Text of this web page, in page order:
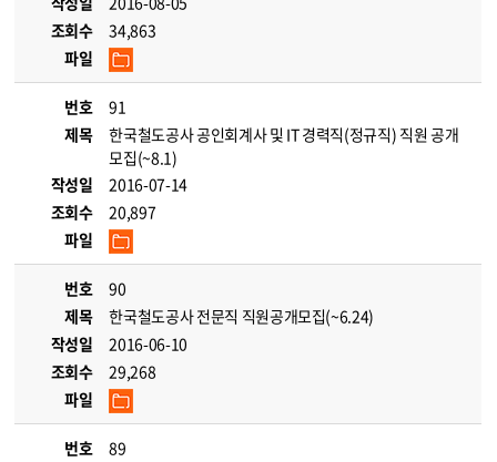
조회수
34,863
파일
번호
91
제목
한국철도공사 공인회계사 및 IT 경력직(정규직) 직원 공개
모집(~8.1)
작성일
2016-07-14
조회수
20,897
파일
번호
90
제목
한국철도공사 전문직 직원공개모집(~6.24)
작성일
2016-06-10
조회수
29,268
파일
번호
89